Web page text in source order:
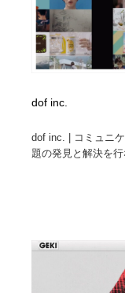
dof inc.
dof inc. | コミュニ
題の発見と解決を